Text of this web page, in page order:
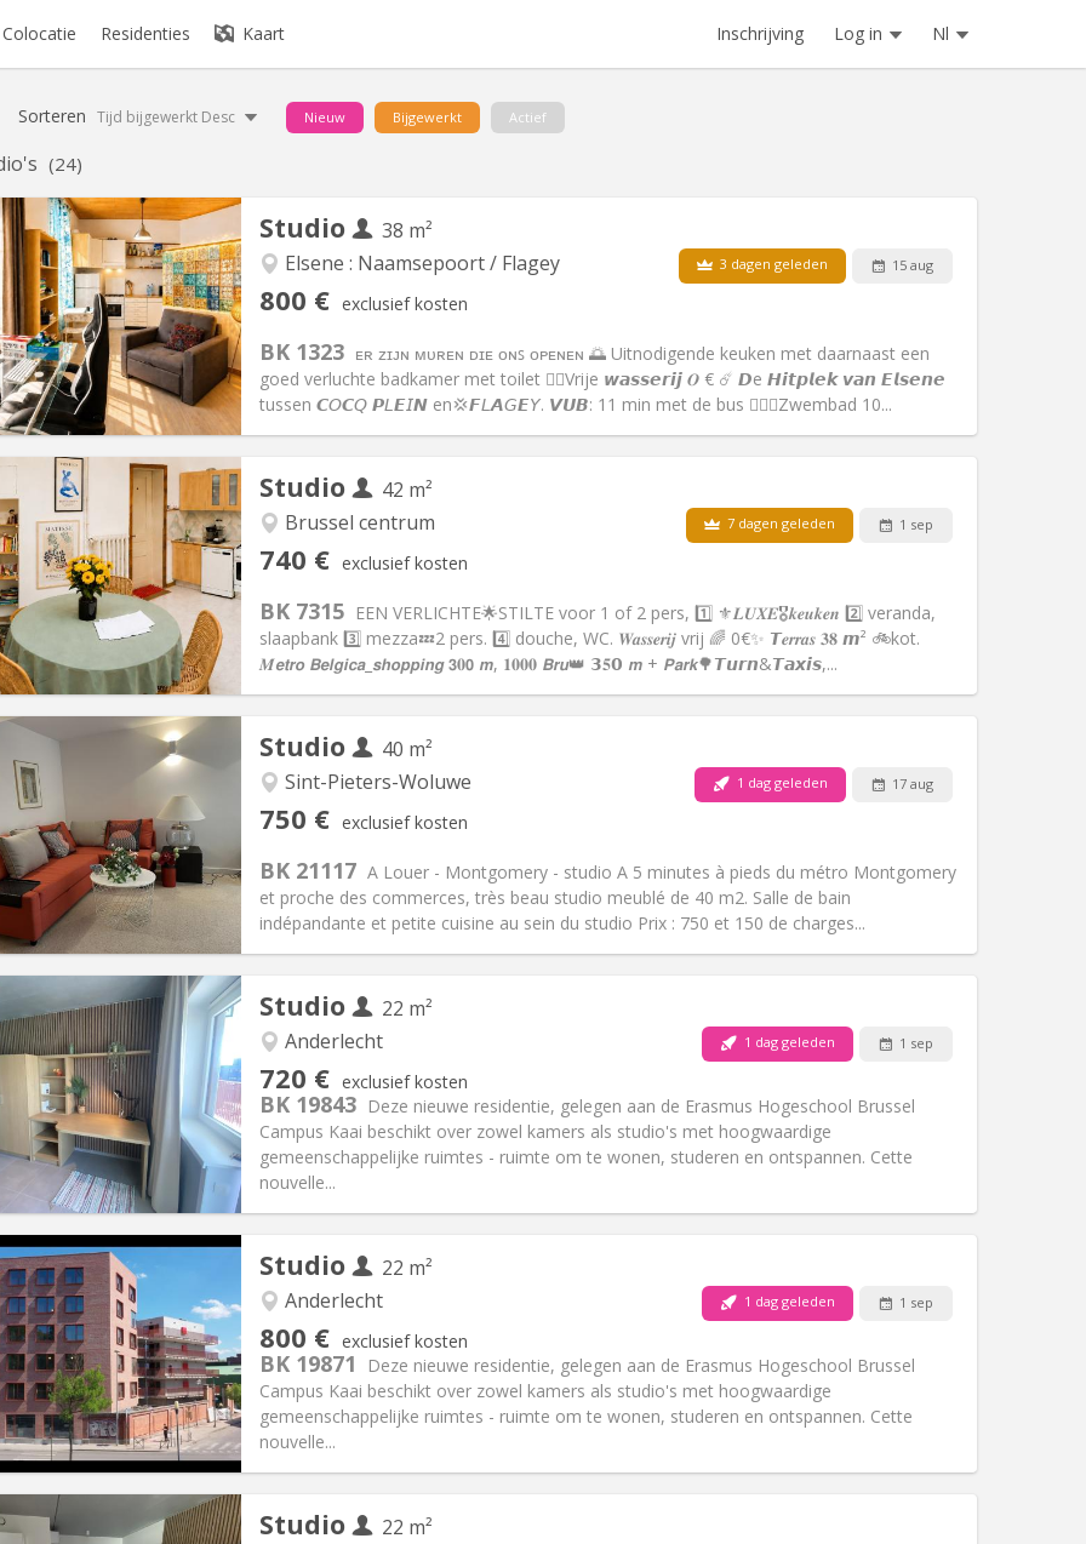
Colocatie Residenties Kaart Inschrijving Log in Nl
Sorteren Tijd bijgewerkt Desc Nieuw Bijgewerkt Actief
(24)
Studio
38 m²
Elsene : Naamsepoort / Flagey
800 € exclusief kosten
3 dagen geleden 15 aug
BK 1323 ᴇʀ ᴢɪᴊɴ ᴍᴜʀᴇɴ ᴅɪᴇ ᴏɴꜱ ᴏᴘᴇɴᴇɴ 🌅 Uitnodigende keuken met daarnaast een
goed verluchte badkamer met toilet ⛓️‍💥Vrije 𝙬𝙖𝙨𝙨𝙚𝙧𝙞𝙟 𝑶 € ☄️ 𝘿e 𝙃𝙞𝙩𝙥𝙡𝙚𝙠 𝙫𝙖𝙣 𝙀𝙡𝙨𝙚𝙣𝙚
tussen 𝘾𝘖𝘾𝘘 𝙋𝘓𝙀𝘐𝙉 en💢𝙁𝘓𝘼𝘎𝙀𝘠. 𝙑𝙐𝘽: 11 min met de bus 🏊🏼‍♀️Zwembad 10...
Informatie
€
100 €
maanden
Toegelaten
Inrichting
Badkamer:Privaat
Oppervlakte:38 m2
Andere
Sfeer:Rustig, ernstig, hartelijk
Huisdieren:Nee
Studio
42 m²
Brussel centrum
740 € exclusief kosten
7 dagen geleden 1 sep
BK 7315 EEN VERLICHTE🌟STILTE voor 1 of 2 pers, 1️⃣ ⚜️𝑳𝑼𝑿𝑬🎖️𝒌𝒆𝒖𝒌𝒆𝒏 2️⃣ veranda,
slaapbank 3️⃣ mezza💤2 pers. 4️⃣ douche, WC. 𝑾𝒂𝒔𝒔𝒆𝒓𝒊𝒋 vrij 🌈 0€✨ 𝙏𝒆𝒓𝒓𝒂𝒔 𝟑𝟖 𝙢² 🚲kot.
𝑴𝙚𝙩𝙧𝙤 𝘽𝙚𝙡𝙜𝙞𝙘𝙖_𝙨𝙝𝙤𝙥𝙥𝙞𝙣𝙜 𝟯𝟎𝟬 𝙢, 𝟏𝟎𝟎𝟎 𝘽𝙧𝙪👑 𝟯𝟓𝟬 𝙢 + 𝙋𝙖𝙧𝙠🌳𝙏𝙪𝙧𝙣&𝙏𝙖𝙭𝙞𝙨,...
Informatie
€
90 €
maanden, 10 maanden, 5-6
3-4 maanden
Nee
Inrichting
Badkamer:Privaat
Oppervlakte:42 m2
Andere
Sfeer:Ernstig, rustig, hartelijk
Huisdieren:Nee
Studio
40 m²
Sint-Pieters-Woluwe
750 € exclusief kosten
1 dag geleden 17 aug
BK 21117 A Louer - Montgomery - studio A 5 minutes à pieds du métro Montgomery
et proche des commerces, très beau studio meublé de 40 m2. Salle de bain
indépandante et petite cuisine au sein du studio Prix : 750 et 150 de charges...
Informatie
€
150 €
maanden, 11 maanden, 10
5-6 maanden, 3-4
per maand
Nee
Inrichting
Badkamer:Privaat
Oppervlakte:40 m2
Andere
Sfeer:Rustig, ernstig
Huisdieren:Nee
Studio
22 m²
Anderlecht
720 € exclusief kosten
1 dag geleden 1 sep
BK 19843 Deze nieuwe residentie, gelegen aan de Erasmus Hogeschool Brussel
Campus Kaai beschikt over zowel kamers als studio's met hoogwaardige
gemeenschappelijke ruimtes - ruimte om te wonen, studeren en ontspannen. Cette
nouvelle...
Informatie
€
165 €
maanden
Met voorwaarden
Inrichting
Badkamer: Privaat
Keuken:Privé (aparte kamer)
Oppervlakte:22 m2
Sfeer:Gemeenschappelijk
Toegang voor PBM:Ja
Huisdieren:Nee
Studio
22 m²
Anderlecht
800 € exclusief kosten
1 dag geleden 1 sep
BK 19871
Deze nieuwe residentie, gelegen aan de Erasmus Hogeschool Brussel
Campus Kaai beschikt over zowel kamers als studio's met hoogwaardige
gemeenschappelijke ruimtes - ruimte om te wonen, studeren en ontspannen. Cette
nouvelle...
Informatie
€
165 €
maanden
Met voorwaarden
Inrichting
Badkamer: Privaat
Keuken:in de kamer
Oppervlakte:22 m2
Sfeer:Gemeenschappelijk
Toegang voor PBM:Nee
Huisdieren:Nee
Studio
22 m²